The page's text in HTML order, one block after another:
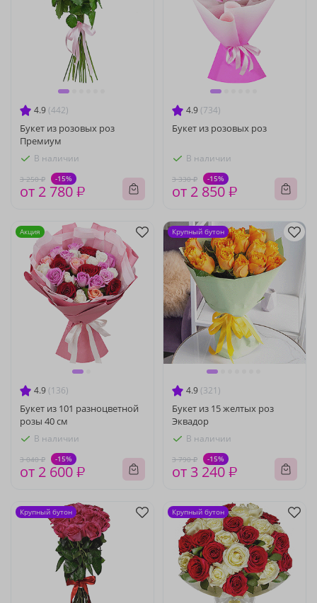
4.9 (442)
Букет из розовых роз
Премиум
В наличии
3 250 ₽ -15%
от 2 780 ₽
4.9 (734)
Букет из розовых роз
В наличии
3 330 ₽ -15%
от 2 850 ₽
4.9 (136)
Букет из 101 разноцветной
розы 40 см
В наличии
3 040 ₽ -15%
от 2 600 ₽
Акция
4.9 (321)
Букет из 15 желтых роз
Эквадор
В наличии
3 790 ₽ -15%
от 3 240 ₽
Крупный бутон
Крупный бутон Крупный бутон